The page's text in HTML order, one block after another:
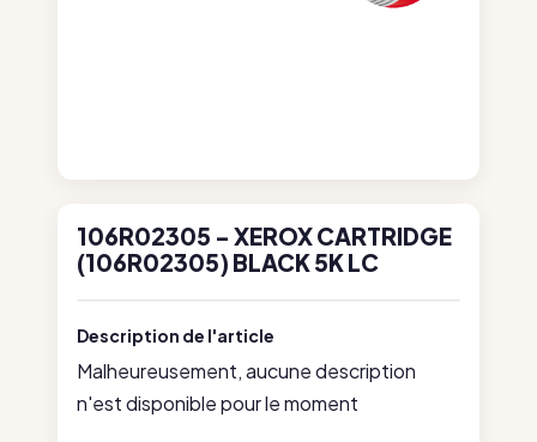
106R02305 - XEROX CARTRIDGE
(106R02305) BLACK 5K LC
Description de l'article
Malheureusement, aucune description
n'est disponible pour le moment